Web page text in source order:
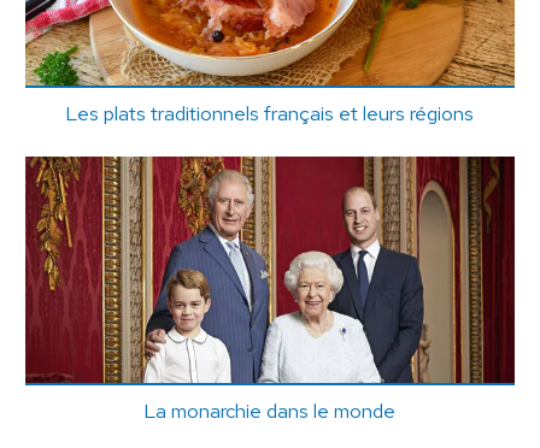
Les plats traditionnels français et leurs régions
La monarchie dans le monde